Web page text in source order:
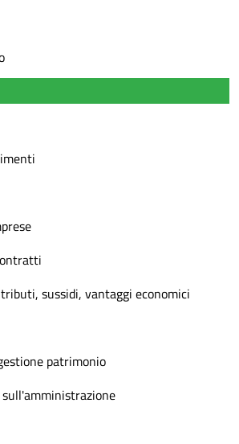
sussidi, vantaggi economici
patrimonio